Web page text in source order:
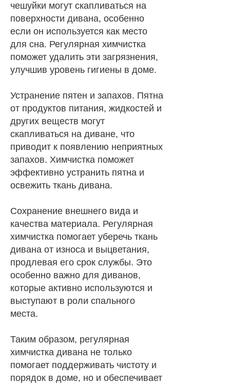
чешуйки могут скапливаться на
поверхности дивана, особенно
если он используется как место
для сна. Регулярная химчистка
поможет удалить эти загрязнения,
улучшив уровень гигиены в доме.
Устранение пятен и запахов. Пятна
от продуктов питания, жидкостей и
других веществ могут
скапливаться на диване, что
приводит к появлению неприятных
запахов. Химчистка поможет
эффективно устранить пятна и
освежить ткань дивана.
Сохранение внешнего вида и
качества материала. Регулярная
химчистка помогает уберечь ткань
дивана от износа и выцветания,
продлевая его срок службы. Это
особенно важно для диванов,
которые активно используются и
выступают в роли спального
места.
Таким образом, регулярная
химчистка дивана не только
помогает поддерживать чистоту и
порядок в доме, но и обеспечивает